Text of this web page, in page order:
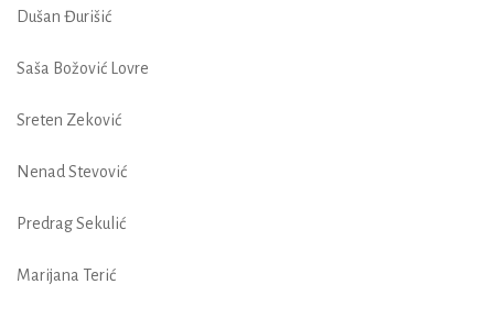
Dušan Đurišić
Saša Božović Lovre
Sreten Zeković
Nenad Stevović
Predrag Sekulić
Marijana Terić